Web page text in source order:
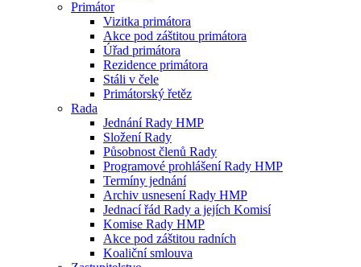
Primátor
Vizitka primátora
Akce pod záštitou primátora
Úřad primátora
Rezidence primátora
Stáli v čele
Primátorský řetěz
Rada
Jednání Rady HMP
Složení Rady
Působnost členů Rady
Programové prohlášení Rady HMP
Termíny jednání
Archiv usnesení Rady HMP
Jednací řád Rady a jejích Komisí
Komise Rady HMP
Akce pod záštitou radních
Koaliční smlouva